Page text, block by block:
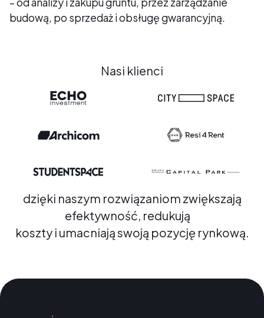
budową, po sprzedaż i obsługę gwarancyjną.
Nasi klienci
dzięki naszym rozwiązaniom zwiększają
efektywność, redukują
koszty i umacniają swoją pozycję rynkową.